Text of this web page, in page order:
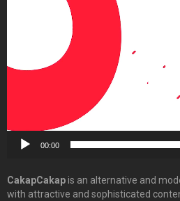
00:00
CakapCakapis an alternative and
with attractive and sophisticated